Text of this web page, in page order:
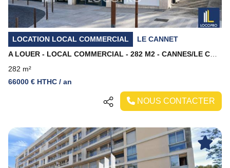
LOCATION LOCAL COMMERCIAL
LE CANNET
282 m²
66000 € HTHC / an
NOUS CONTACTER